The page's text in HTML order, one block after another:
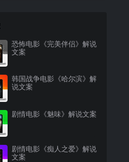
恐怖电影《完美伴侣》解说
文案
韩国战争电影《哈尔滨》解
说文案
剧情电影《魅味》解说文案
剧情电影《痴人之爱》解说
文案